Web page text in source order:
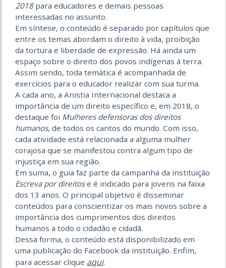
2018 para educadores e demais pessoas
interessadas no assunto.
Em síntese, o conteúdo é separado por capítulos que
entre os temas abordam o direito à vida, proibição
da tortura e liberdade de expressão. Há ainda um
espaço sobre o direito dos povos indígenas à terra.
Assim sendo, toda temática é acompanhada de
exercícios para o educador realizar com sua turma.
A cada ano, a Anistia Internacional destaca a
importância de um direito específico e, em 2018, o
destaque foi Mulheres defensoras dos direitos
humanos, de todos os cantos do mundo. Com isso,
cada atividade está relacionada a alguma mulher
corajosa que se manifestou contra algum tipo de
injustiça em sua região.
Em suma, o guia faz parte da campanha da instituição
Escreva por direitose é indicado para jovens na faixa
dos 13 anos. O principal objetivo é disseminar
conteúdos para conscientizar os mais novos sobre a
importância dos cumprimentos dos direitos
humanos a todo o cidadão e cidadã.
Dessa forma, o conteúdo está disponibilizado em
uma publicação do Facebook da instituição. Enfim,
para acessar clique aqui.